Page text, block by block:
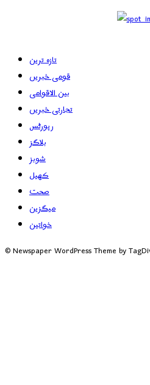
تازہ ترین
قومی خبریں
بین الاقوامی
تجارتی خبریں
رپورٹس
بلاگز
شوبز
کھیل
صحت
میگزین
خواتین
© Newspaper WordPress Theme by